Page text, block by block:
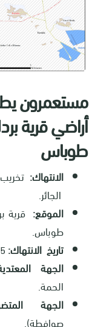
مستعمرون
أراضي قرية
طوباس
الانتهاك:
الجائر.
الموقع: قرية
طوباس.
تاريخ الانتهاك:
الجهة
الحمة.
الجهة
صوافطة).